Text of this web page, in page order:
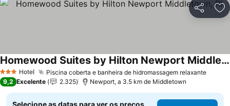
Partilhar
3 EstrelasHotel Piscina coberta e banheira de hidromassagem relaxante
Homewood Suites by Hilton Newport Middletown, RI
9,2 Excelente 2.325 Newport, a 3.5 km de Middletown
Selecione as datas para ver os preços